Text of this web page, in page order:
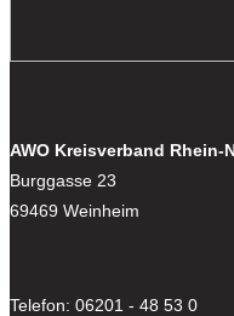
AWO Kreisverband Rhein-
Burggasse 23
69469 Weinheim
Telefon: 06201 - 48 53 0